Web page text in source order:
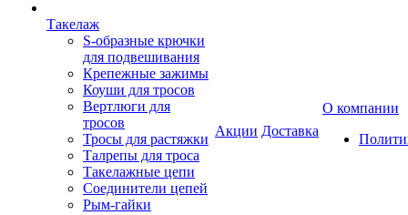
Такелаж
S-образные крючки
для подвешивания
Крепежные зажимы
Коуши для тросов
Вертлюги для
тросов
Тросы для растяжки
Талрепы для троса
Такелажные цепи
Соединители цепей
Рым-гайки
Акции Доставка
О компании